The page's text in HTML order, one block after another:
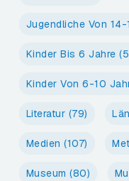
Jugendliche Von 14-
Kinder Bis 6 Jahre
Kinder Von 6-10
Literatur (79)
Medien (107)
Museum (80)